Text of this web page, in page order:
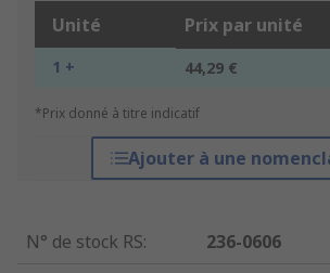
Unité Prix par unité
1 + 44,29 €
*Prix donné à titre indicatif
Ajouter à une
N° de stock RS:
236-0606